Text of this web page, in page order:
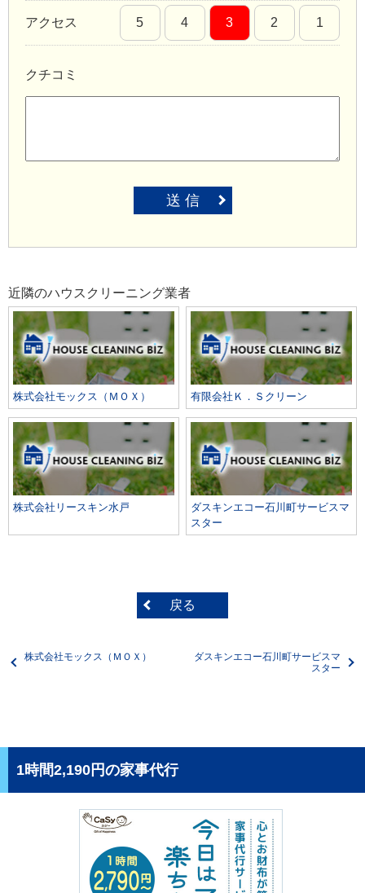
アクセス 5 4 3 2 1
クチコミ
送 信
近隣のハウスクリーニング業者
株式会社モックス（ＭＯＸ） 有限会社Ｋ．Ｓクリーン
株式会社リースキン水戸
ダスキンエコー石川町サービスマ
スター
戻る
株式会社モックス（ＭＯＸ）
ダスキンエコー石川町サービスマ
スター
1時間2,190円の家事代行